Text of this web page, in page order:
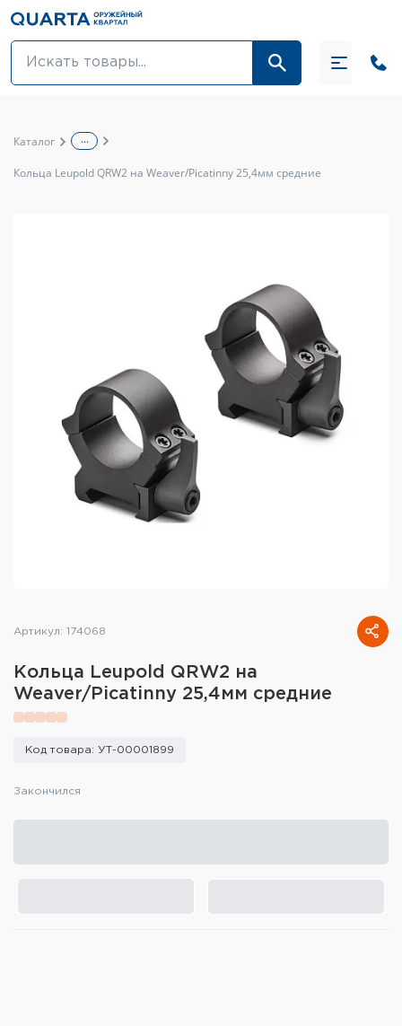
Оптовикам
Средства для ухода за оружием
Тактическое снаряжение
Высокоточная стрельба
Спортивная стрельба
Кобуры и системы ношения
снаряжения
Сумки и рюкзаки
Охотничье снаряжение
Каталог ...
Кольца Leupold QRW2 на Weaver/Picatinny 25,4мм средние
Артикул: 174068
Кольца Leupold QRW2 на
Weaver/Picatinny 25,4мм средние
Код товара: УТ-00001899
Закончился